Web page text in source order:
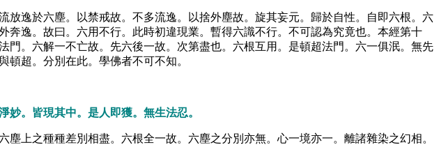
逸於六塵。以禁戒故。不多流逸。以捨外塵故。旋其妄元。歸於自性。自即六根。六
逸。故曰。六用不行。此時初違現業。暫得六識不行。不可認為究竟也。本經第十
。六解一不亡故。先六後一故。次第盡也。六根互用。是頓超法門。六一俱泯。無先
超。分別在此。學佛者不可不知。
。皆現其中。是人即獲。無生法忍。
上之種種差別相盡。六根全一故。六塵之分別亦無。心一境亦一。離諸雜染之幻相。